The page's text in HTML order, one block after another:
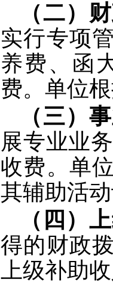
（二）
实行专项
养费、函
费。单位
（三）
展专业业
收费。单
其辅助活
（四）
得的财政
上级补助